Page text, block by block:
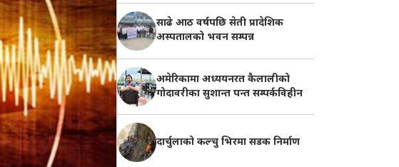
साढे आठ वर्षपछि सेती प्रादेशिक
अस्पतालको भवन सम्पन्न
अमेरिकामा अध्ययनरत कैलालीको
गोदावरीका सुशान्त पन्त सम्पर्कविहीन
दार्चुलाको कल्चु भिरमा सडक निर्माण